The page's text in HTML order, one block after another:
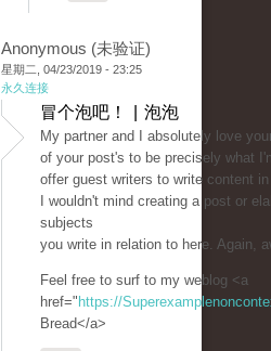
Anonymous (未验证)
星期二, 04/23/2019 - 23:25
永久连接
冒个泡吧！ | 泡泡
My partner and I absolutely love
of your post's to be precisely what
offer guest writers to write content
I wouldn't mind creating a post or
subjects
you write in relation to here. Again,
Feel free to surf to my weblog <a
href=" https://
Bread</a>